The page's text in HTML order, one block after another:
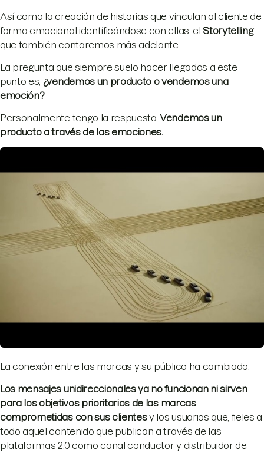
Así como la creación de historias que vinculan al cliente de
forma emocional identíficándose con ellas, el Storytelling
que también contaremos más adelante.
La pregunta que siempre suelo hacer llegados a este
punto es, ¿vendemos un producto o vendemos una
emoción?
Personalmente tengo la respuesta. Vendemos un
producto a través de las emociones.
La conexión entre las marcas y su público ha cambiado.
Los mensajes unidireccionales ya no funcionan ni sirven
para los objetivos prioritarios de las marcas
comprometidas con sus clientesy los usuarios que, fieles a
todo aquel contenido que publican a través de las
plataformas 2.0 como canal conductor y distribuidor de